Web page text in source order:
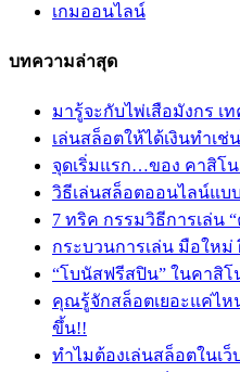
เกมออนไลน์
บทความล่าสุด
มารู้จะกับไพ่เสือมังกร เ
เล่นสล็อตให้ได้เงินทำเ
จุดเริ่มแรก…ของ คาสิโ
วิธีเล่นสล็อตออนไลน์แบ
7 ทริค กรรมวิธีการเล่น
กระบวนการเล่น มือใหม่
“โบนัสฟรีสปิน” ในคาสิโ
คุณรู้จักสล็อตเยอะแค่ไห
ขึ้น!!
ทำไมต้องเล่นสล็อตในเ